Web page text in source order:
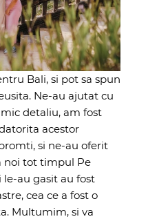
Bali, si pot sa spun
Ne-au ajutat cu
detaliu, am fost
acestor
si ne-au oferit
noi tot timpul Pe
le-au gasit au fost
cea ce a fost o
Multumim, si va